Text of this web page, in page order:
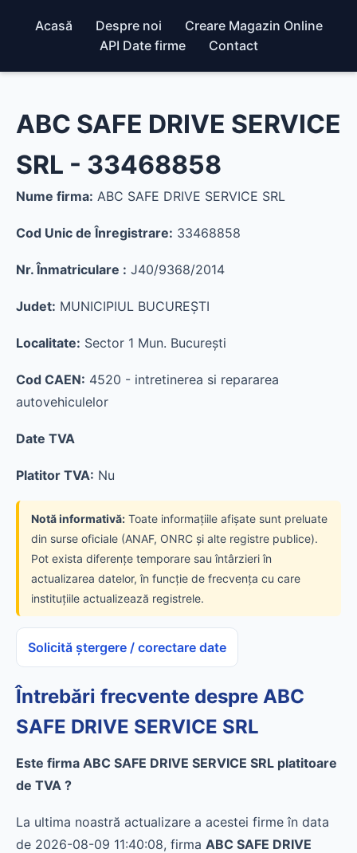
Acasă Despre noi
Creare Magazin Online
API Date firme
Contact
ABC SAFE DRIVE SERVICE
SRL - 33468858
Nume firma: ABC SAFE DRIVE SERVICE SRL
Cod Unic de Înregistrare: 33468858
Nr. Înmatriculare : J40/9368/2014
Judet: MUNICIPIUL BUCUREŞTI
Localitate: Sector 1 Mun. Bucureşti
Cod CAEN: 4520 - intretinerea si repararea
autovehiculelor
Date TVA
Platitor TVA: Nu
Notă informativă: Toate informațiile afișate sunt preluate
din surse oficiale (ANAF, ONRC și alte registre publice).
Pot exista diferențe temporare sau întârzieri în
actualizarea datelor, în funcție de frecvența cu care
instituțiile actualizează registrele.
Solicită ștergere / corectare date
Întrebări frecvente despre ABC
SAFE DRIVE SERVICE SRL
Este firma ABC SAFE DRIVE SERVICE SRL platitoare
de TVA ?
La ultima noastră actualizare a acestei firme în data
de 2026-08-09 11:40:08, firma ABC SAFE DRIVE